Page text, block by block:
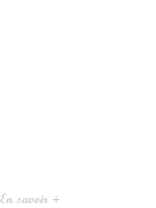
En savoir +